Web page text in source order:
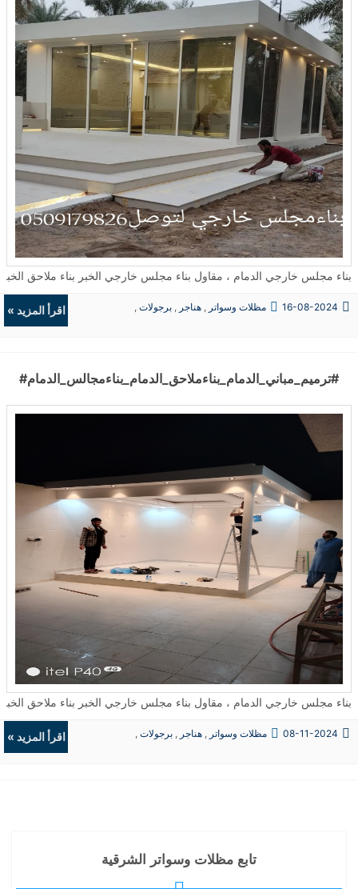
بناء مجلس خارجي الدمام ، مقاول بناء مجلس خارجي الخبر بناء ملاحق الخبر ، بناء ملحق خارجي جاهز , شركة
16-08-2024 مظلات وسواتر هناجر برجولات اقرأ المزيد »
#ترميم_مباني_الدمام_بناءملاحق_الدمام_بناءمجالس_الدمام#
بناء مجلس خارجي الدمام ، مقاول بناء مجلس خارجي الخبر بناء ملاحق الخبر ، بناء ملحق خارجي جاهز , شركة
08-11-2024 مظلات وسواتر هناجر برجولات اقرأ المزيد »
تابع مظلات وسواتر الشرقية